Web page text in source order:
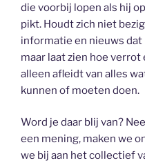
die voorbij lopen als hij
pikt. Houdt zich niet
informatie en nieuws dat
maar laat zien hoe
alleen afleidt van alles
kunnen of moeten doen.
Word je daar blij van?
een mening, maken we
we bij aan het collectief